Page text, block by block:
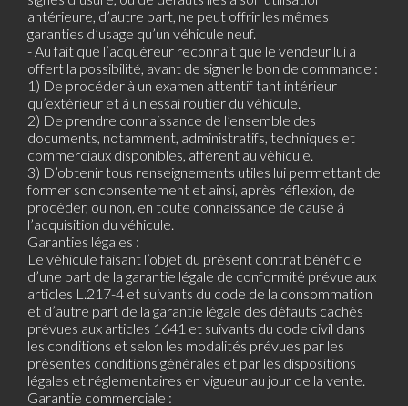
antérieure, d’autre part, ne peut offrir les mêmes
garanties d’usage qu’un véhicule neuf.
- Au fait que l’acquéreur reconnait que le vendeur lui a
offert la possibilité, avant de signer le bon de commande :
1) De procéder à un examen attentif tant intérieur
qu’extérieur et à un essai routier du véhicule.
2) De prendre connaissance de l’ensemble des
documents, notamment, administratifs, techniques et
commerciaux disponibles, afférent au véhicule.
3) D’obtenir tous renseignements utiles lui permettant de
former son consentement et ainsi, après réflexion, de
procéder, ou non, en toute connaissance de cause à
l’acquisition du véhicule.
Garanties légales :
Le véhicule faisant l’objet du présent contrat bénéficie
d’une part de la garantie légale de conformité prévue aux
articles L.217-4 et suivants du code de la consommation
et d’autre part de la garantie légale des défauts cachés
prévues aux articles 1641 et suivants du code civil dans
les conditions et selon les modalités prévues par les
présentes conditions générales et par les dispositions
légales et réglementaires en vigueur au jour de la vente.
Garantie commerciale :